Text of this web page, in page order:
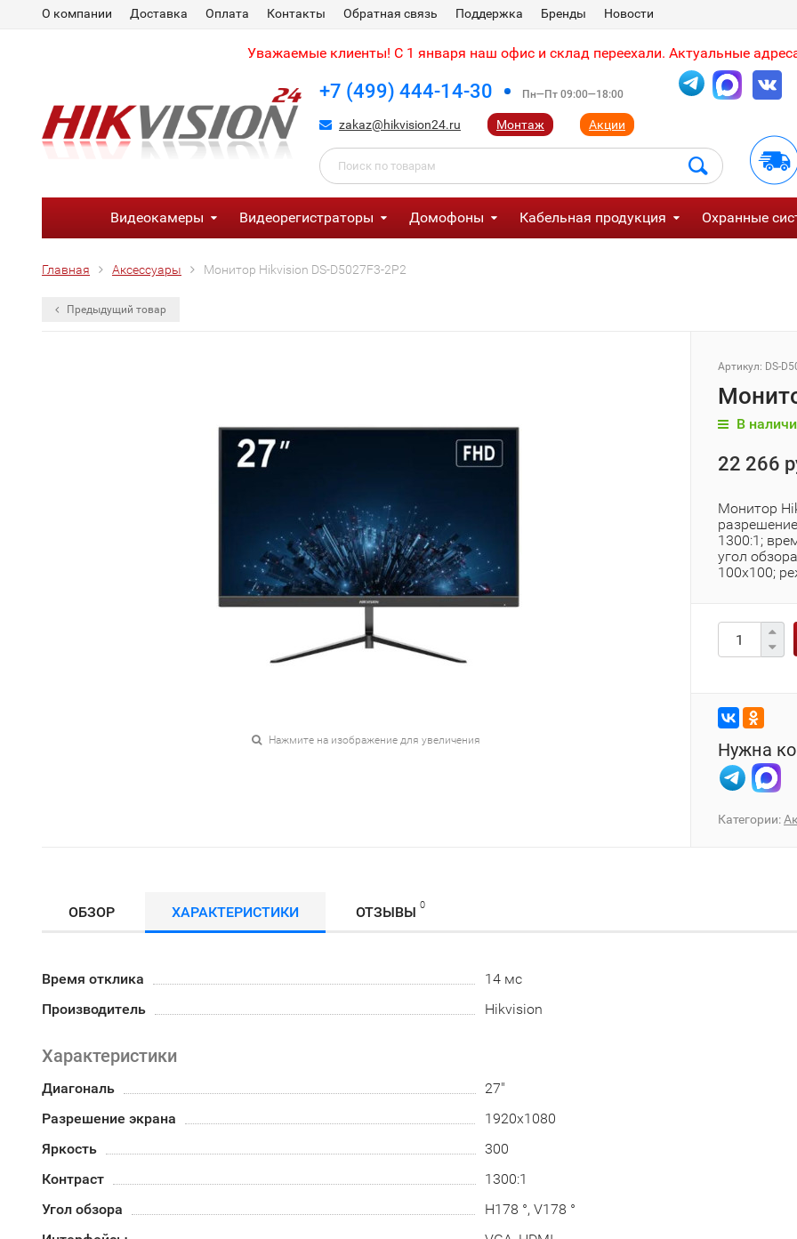
О компании Доставка Оплата Контакты Обратная связь Поддержка Бренды Новости
Уважаемые клиенты! С 1 января наш офис и склад переехали. Актуальные
+7 (499) 444-14-30 Пн—Пт 09:00—18:00
zakaz@hikvision24.ru Монтаж Акции
Видеокамеры Видеорегистраторы Домофоны Кабельная продукция Охранные
Главная Аксессуары Монитор Hikvision DS-D5027F3-2P2
Предыдущий товар
Нажмите на изображение для увеличения
Артикул: DS-
В
22 266
Монитор
1300:1;
угол
100х100;
Нужна
Категории:
ОБЗОР ХАРАКТЕРИСТИКИ ОТЗЫВЫ 0
Время отклика
14 мс
Производитель
Hikvision
Характеристики
Диагональ
27"
Разрешение экрана
1920х1080
Яркость
300
Контраст
1300:1
Угол обзора
H178 °, V178 °